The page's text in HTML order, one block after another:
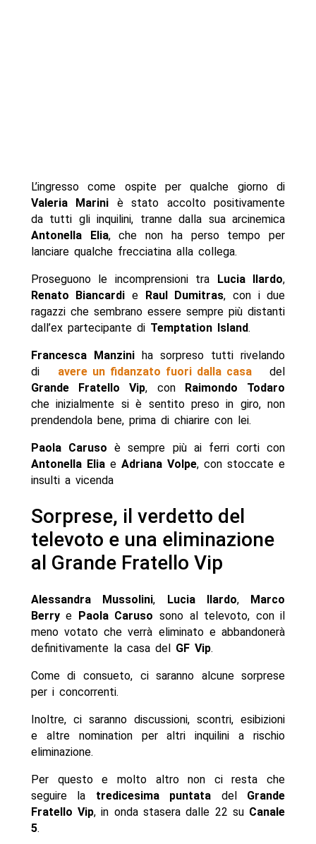
L’ingresso come ospite per qualche giorno di
Valeria Marini è stato accolto positivamente
da tutti gli inquilini, tranne dalla sua arcinemica
Antonella Elia, che non ha perso tempo per
lanciare qualche frecciatina alla collega.
Proseguono le incomprensioni tra Lucia Ilardo,
Renato Biancardie Raul Dumitras, con i due
ragazzi che sembrano essere sempre più distanti
dall’ex partecipante di Temptation Island.
Francesca Manziniha sorpreso tutti rivelando
di avere un fidanzato fuori dalla casadel
Grande Fratello Vip, conRaimondo Todaro
che inizialmente si è sentito preso in giro, non
prendendola bene, prima di chiarire con lei.
Paola Caruso è sempre più ai ferri corti con
Antonella Elia e Adriana Volpe, con stoccate e
insulti a vicenda
Sorprese, il verdetto del
televoto e una eliminazione
al Grande Fratello Vip
Alessandra Mussolini, Lucia Ilardo, Marco
Berrye Paola Caruso sono al televoto, con il
meno votato che verrà eliminato e abbandonerà
definitivamente la casa del GF Vip.
Come di consueto, ci saranno alcune sorprese
per i concorrenti.
Inoltre, ci saranno discussioni, scontri, esibizioni
e altre nomination per altri inquilini a rischio
eliminazione.
Per questo e molto altro non ci resta che
seguire la tredicesima puntata del Grande
Fratello Vip, in onda stasera dalle 22 su Canale
5.